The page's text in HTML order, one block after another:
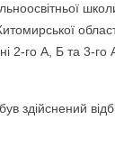
2-го А, Б та 3-го
здійснений